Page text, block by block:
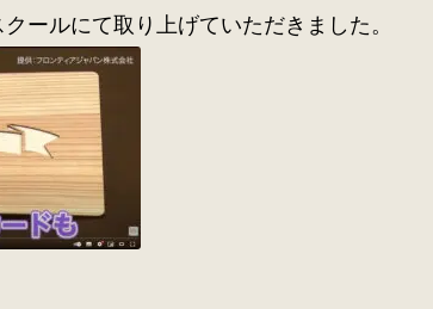
ールにて取り上げていただきました。